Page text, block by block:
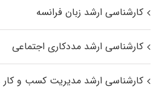
کارشناسی ارشد زبان فرانسه
کارشناسی ارشد مددکاری اجتماعی
کارشناسی ارشد مدیریت کسب و کار